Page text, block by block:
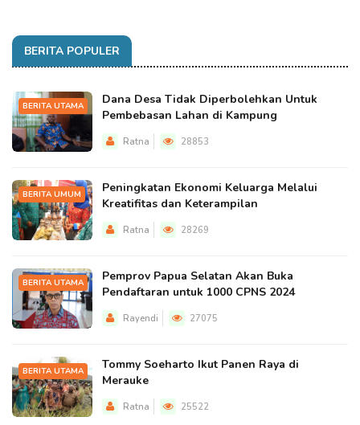
BERITA POPULER
BERITA UTAMA
Dana Desa Tidak Diperbolehkan Untuk
Pembebasan Lahan di Kampung
Ratna 28853
BERITA UMUM
Peningkatan Ekonomi Keluarga Melalui
Kreatifitas dan Keterampilan
Ratna 28269
BERITA UTAMA
Pemprov Papua Selatan Akan Buka
Pendaftaran untuk 1000 CPNS 2024
Rayendi 27075
BERITA UTAMA
Tommy Soeharto Ikut Panen Raya di
Merauke
Ratna 25522